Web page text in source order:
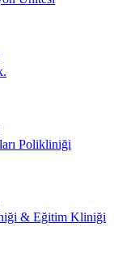
Polikliniği
& Eğitim Kliniği